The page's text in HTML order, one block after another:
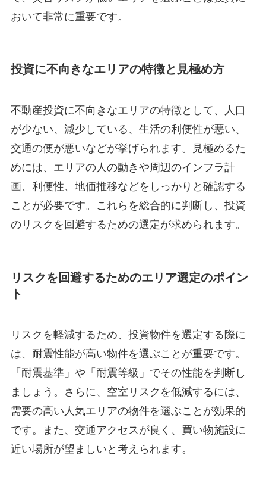
おいて非常に重要です。
投資に不向きなエリアの特徴と見極め方
不動産投資に不向きなエリアの特徴として、人口
が少ない、減少している、生活の利便性が悪い、
交通の便が悪いなどが挙げられます。見極めるた
めには、エリアの人の動きや周辺のインフラ計
画、利便性、地価推移などをしっかりと確認する
ことが必要です。これらを総合的に判断し、投資
のリスクを回避するための選定が求められます。
リスクを回避するためのエリア選定のポイン
ト
リスクを軽減するため、投資物件を選定する際に
は、耐震性能が高い物件を選ぶことが重要です。
「耐震基準」や「耐震等級」でその性能を判断し
ましょう。さらに、空室リスクを低減するには、
需要の高い人気エリアの物件を選ぶことが効果的
です。また、交通アクセスが良く、買い物施設に
近い場所が望ましいと考えられます。